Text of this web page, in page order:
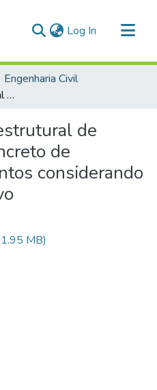
Log In (current)
Engenharia Civil
Comportamento estrutural de edificações de concreto de múltiplos pavimentos considerando o efeito construtivo
de
de
considerando
MB)